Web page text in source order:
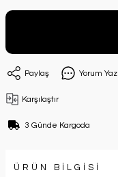
Paylaş Yorum Yaz
Karşılaştır
3 Günde Kargoda
ÜRÜN BİLGİSİ